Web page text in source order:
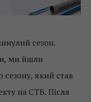
сезон.
ми йшли
який став
на СТБ. Після